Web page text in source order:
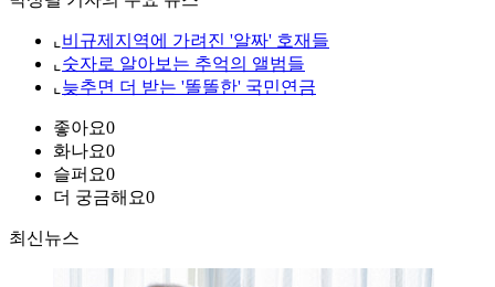
⌞ 비규제지역에 가려진 '알짜' 호재들
⌞ 숫자로 알아보는 추억의 앨범들
⌞ 늦추면 더 받는 '똘똘한' 국민연금
좋아요0
화나요0
슬퍼요0
더 궁금해요0
최신뉴스